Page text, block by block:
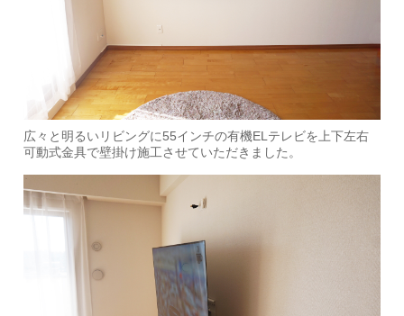
広々と明るいリビングに55インチの有機ELテレビを上下左右
可動式金具で壁掛け施工させていただきました。